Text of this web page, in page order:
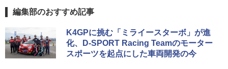
編集部のおすすめ記事
K4GPに挑む「ミライースターボ」が進
化、D-SPORT Racing Teamのモーター
スポーツを起点にした車両開発の今